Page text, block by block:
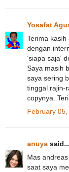
Yosafat
Terima
dengan
'siapa saja'
Saya masih
saya sering
tinggal rajin-
copynya.
February 05,
anuya said...
Mas
saat saya